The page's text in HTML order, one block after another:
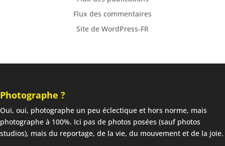
Flux des commentaires
Site de WordPress-FR
Photographe ?
Oui, oui, photographe un peu éclectique et hors norme, mais
photographe à 100%. Ici pas de photos posées (sauf photos
studios), mais du reportage, de la vie, du mouvement et de la joie.